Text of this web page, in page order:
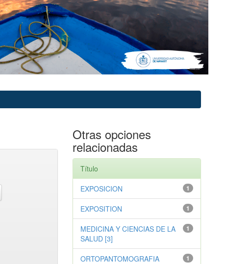
Otras opciones
relacionadas
Título
1
EXPOSICION
1
EXPOSITION
1
MEDICINA Y CIENCIAS DE LA
SALUD [3]
1
ORTOPANTOMOGRAFIA